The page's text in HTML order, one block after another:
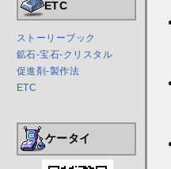
ETC
ストーリーブック
鉱石-宝石-クリスタル
促進剤-製作法
ETC
ケータイ